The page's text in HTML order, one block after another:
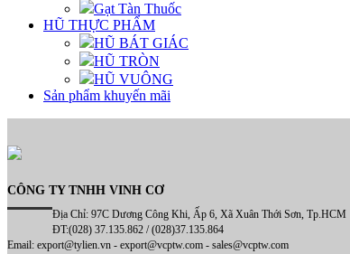
Gạt Tàn Thuốc
HŨ THỰC PHẨM
HŨ BÁT GIÁC
HŨ TRÒN
HŨ VUÔNG
Sản phẩm khuyến mãi
CÔNG TY TNHH VINH CƠ
Địa Chỉ: 97C Dương Công Khi, Ấp 6, Xã Xuân Thới Sơn, Tp.HCM
ĐT:(028) 37.135.862 / (028)37.135.864
Email: export@tylien.vn - export@vcptw.com - sales@vcptw.com